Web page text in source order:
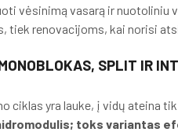
vėsinimą vasarą ir
tiek renovacijoms, kai norisi
SPLIT IR
ciklas yra lauke, į vidų
toks variantas